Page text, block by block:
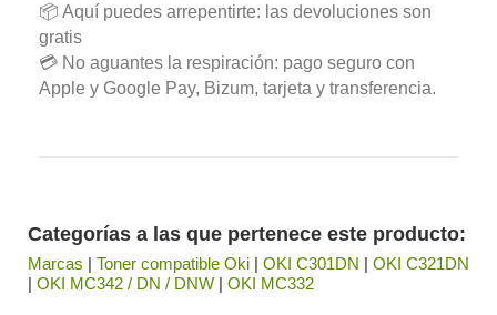
📦 Aquí puedes arrepentirte: las devoluciones son
gratis
💳 No aguantes la respiración: pago seguro con
Apple y Google Pay, Bizum, tarjeta y transferencia.
Categorías a las que pertenece este producto:
Marcas | Toner compatible Oki | OKI C301DN | OKI C321DN
| OKI MC342 / DN / DNW | OKI MC332